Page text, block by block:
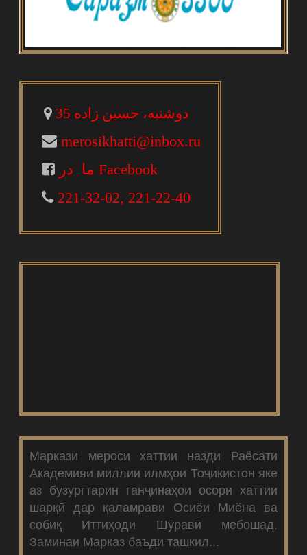
دوشنبه، حسین زاده 35
merosikhatti@inbox.ru
ما در Facebook
221-32-02, 221-22-40
Маркази мероси хаттии назди Раёсати
Академияи миллии илмҳои Тоҷикистон яке
аз бузургтарин ганҷинаҳои осори хаттии
шарқӣ дар қаламрави Осиёи Миёна ва
собиқ Иттиҳоди Шӯравӣ мебошад.
Заминаи Марказ баъди ташкил...